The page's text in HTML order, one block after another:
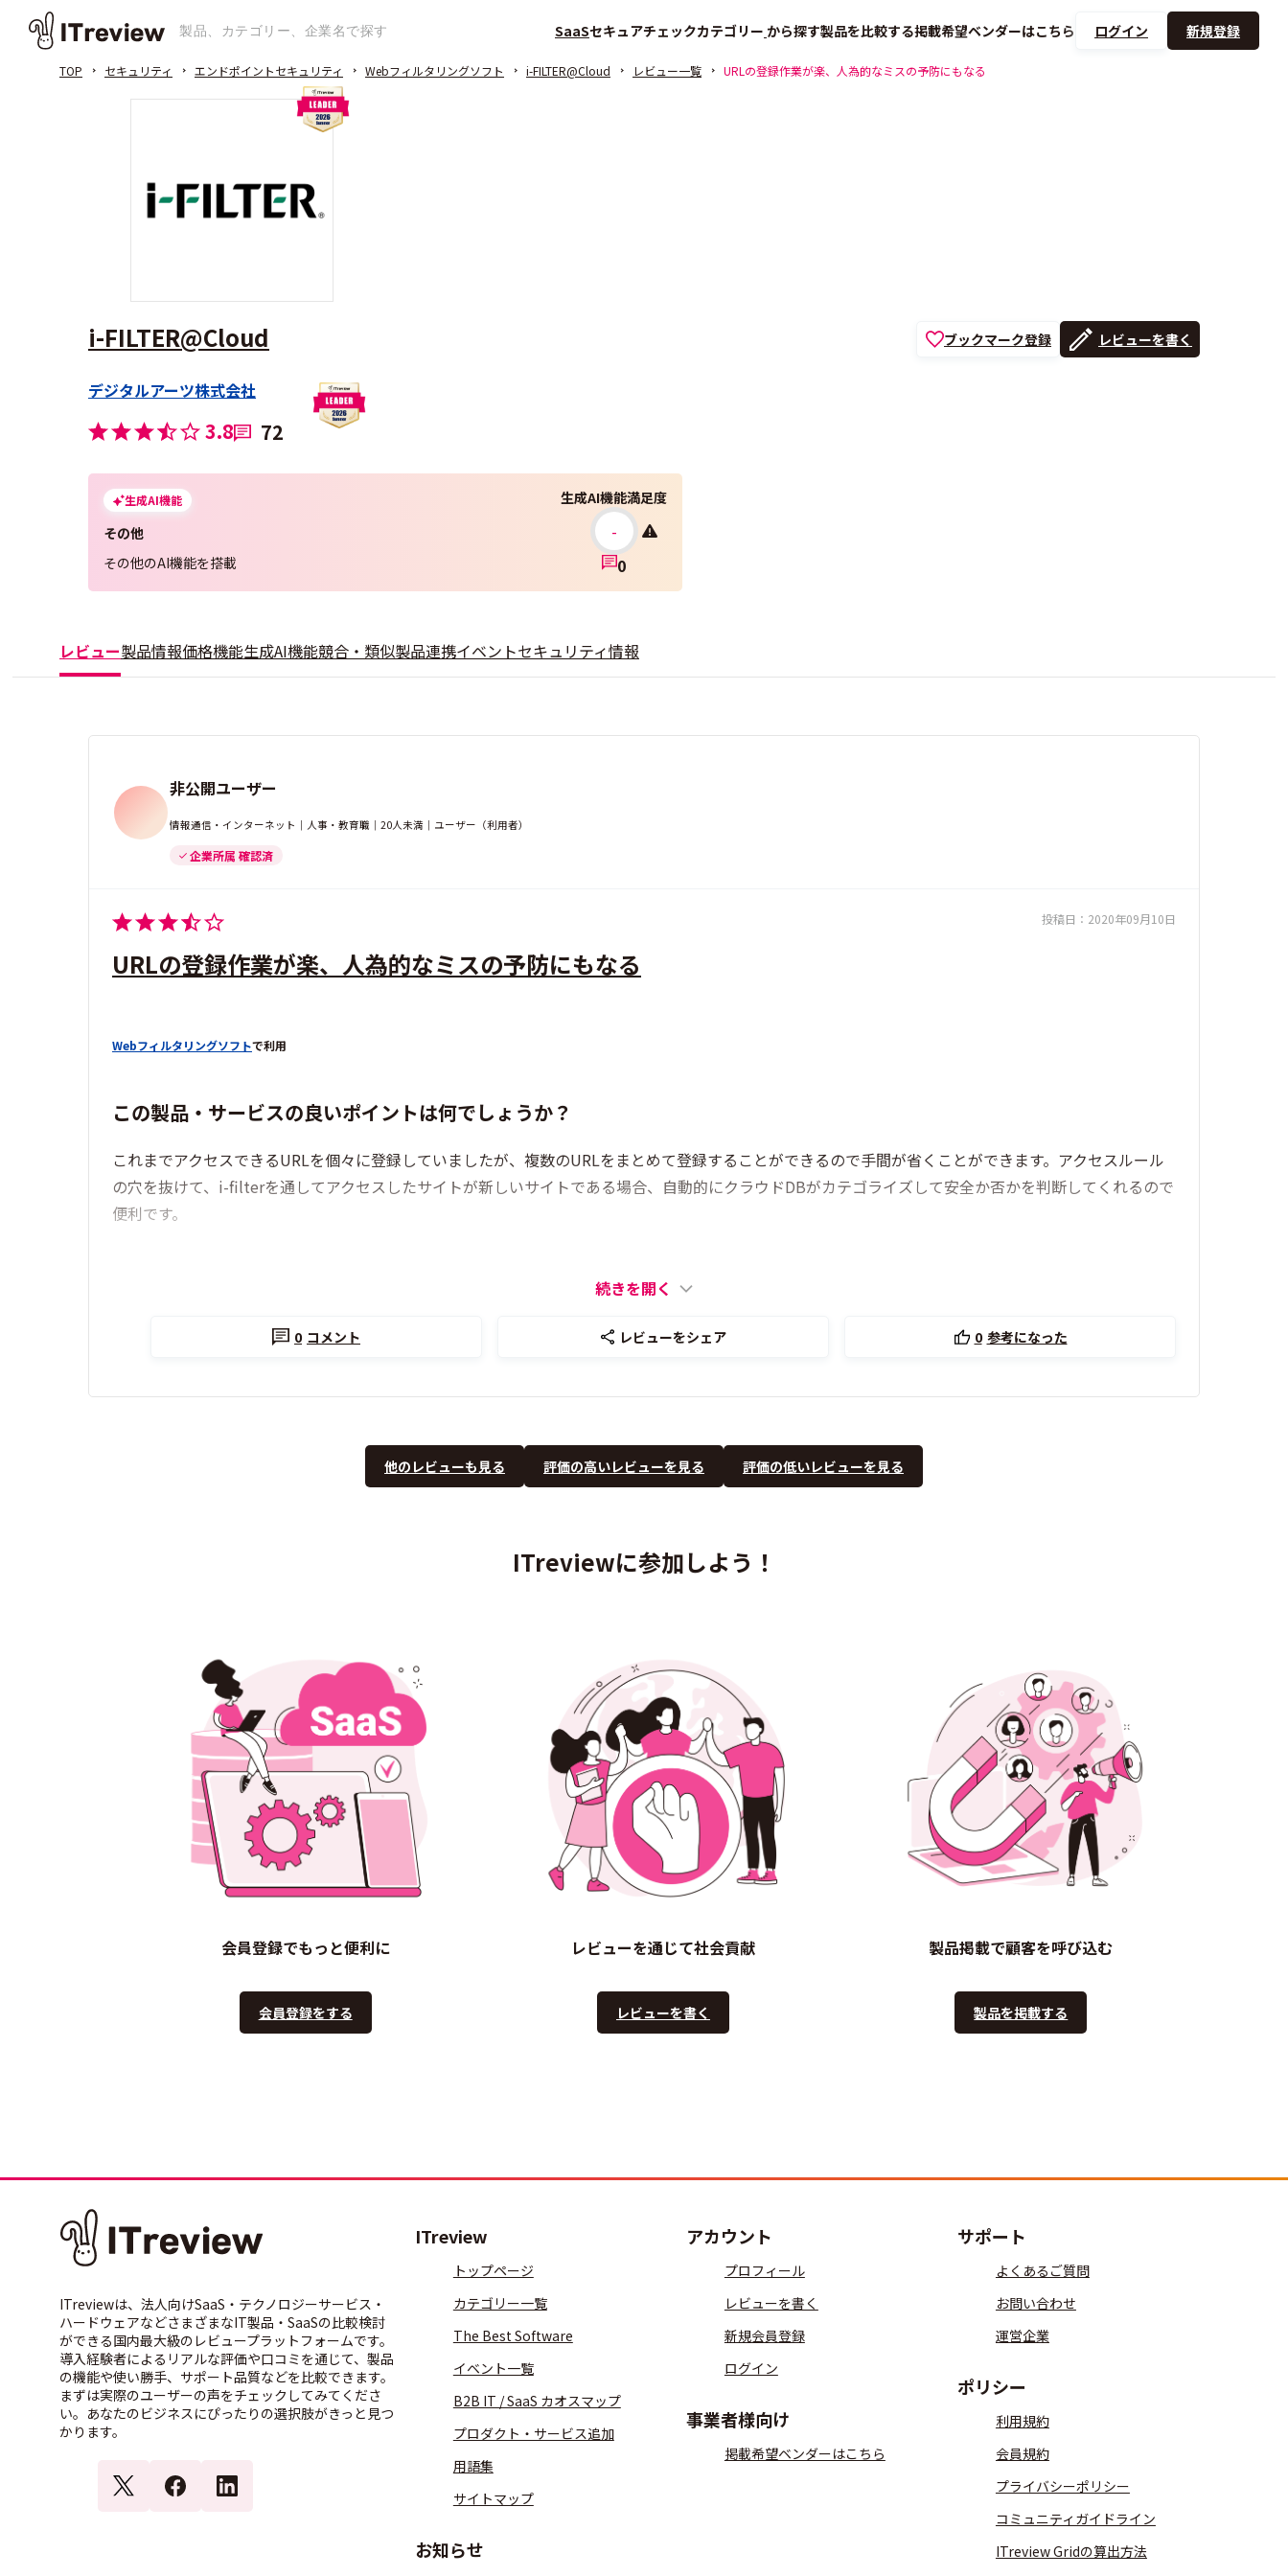
SaaSセキュアチェックカテゴリー から探す製品を比較する掲載希望ベンダーはこちら ログイン 新規登録
TOP セキュリティ エンドポイントセキュリティ Webフィルタリングソフト i-FILTER@Cloud レビュー一覧 URLの登録作業が楽、人為的なミスの予防にもなる
i-FILTER@Cloud
デジタルアーツ株式会社
3.8 72
生成AI機能
その他
その他のAI機能を搭載
生成AI機能満足度
-
0
ブックマーク登録 レビューを書く
レビュー製品情報価格機能生成AI機能競合・類似製品連携イベントセキュリティ情報
非公開ユーザー
情報通信・インターネット｜人事・教育職｜20人未満｜ユーザー（利用者）
企業所属 確認済
投稿日： 2020年09月10日
URLの登録作業が楽、人為的なミスの予防にもなる
Webフィルタリングソフトで利用
この製品・サービスの良いポイントは何でしょうか？
これまでアクセスできるURLを個々に登録していましたが、複数のURLをまとめて登録することができるので手間が省くことができます。アクセスルール
の穴を抜けて、i-filterを通してアクセスしたサイトが新しいサイトである場合、自動的にクラウドDBがカテゴライズして安全か否かを判断してくれるので
便利です。
続きを開く
0 コメント レビューをシェア 0 参考になった
他のレビューも見る 評価の高いレビューを見る 評価の低いレビューを見る
ITreviewに参加しよう！
会員登録でもっと便利に
会員登録をする
レビューを通じて社会貢献
レビューを書く
製品掲載で顧客を呼び込む
製品を掲載する
ITreviewは、法人向けSaaS・テクノロジーサービス・
ハードウェアなどさまざまなIT製品・SaaSの比較検討
ができる国内最大級のレビュープラットフォームです。
導入経験者によるリアルな評価や口コミを通じて、製品
の機能や使い勝手、サポート品質などを比較できます。
まずは実際のユーザーの声をチェックしてみてくださ
い。あなたのビジネスにぴったりの選択肢がきっと見つ
かります。
ITreview
トップページ
カテゴリー一覧
The Best Software
イベント一覧
B2B IT / SaaS カオスマップ
プロダクト・サービス追加
用語集
サイトマップ
お知らせ
アカウント
プロフィール
レビューを書く
新規会員登録
ログイン
事業者様向け
掲載希望ベンダーはこちら
サポート
よくあるご質問
お問い合わせ
運営企業
ポリシー
利用規約
会員規約
プライバシーポリシー
コミュニティガイドライン
ITreview Gridの算出方法